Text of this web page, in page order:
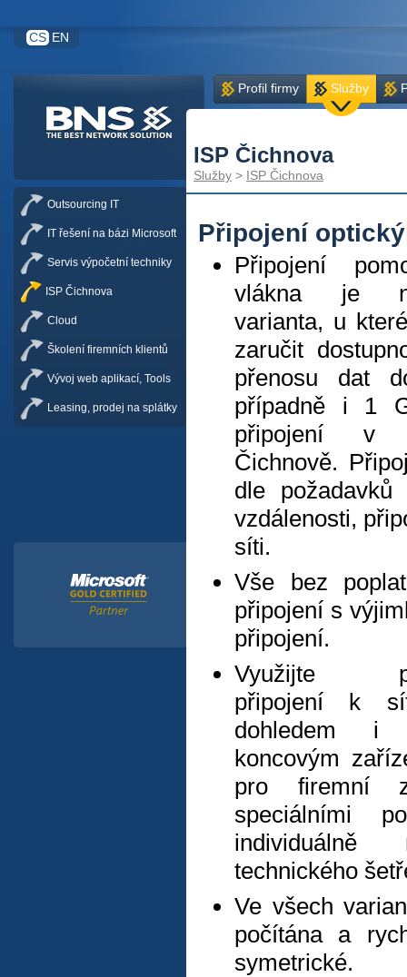
CS EN
Profil firmy Služby
ISP Čichnova
Služby > ISP Čichnova
Připojení
Připojení
vlákna je
varianta, u
zaručit
přenosu dat
případně i 1
připojení v
Čichnově.
dle požadavků
vzdálenosti,
síti.
Vše bez
připojení s
připojení.
Využijte
připojení k
dohledem i
koncovým
pro firemní
speciálními
individuálně
technického
Ve všech
počítána a
symetrické.
Outsourcing IT
IT řešení na bázi Microsoft
Servis výpočetní techniky
ISP Čichnova
Cloud
Školení firemních klientů
Vývoj web aplikací, Tools
Leasing, prodej na splátky